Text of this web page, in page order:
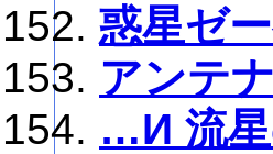
惑星ゼ
アンテナ
…И 流